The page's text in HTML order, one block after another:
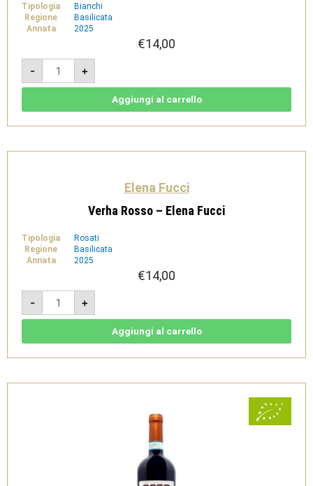
Tipologia
Bianchi
Regione
Basilicata
Annata
2025
€14,00
-
Verha
Bianco
-
Elena
+
Aggiungi al carrello
Elena Fucci
Verha Rosso – Elena Fucci
Tipologia
Rosati
Regione
Basilicata
Annata
2025
€14,00
-
Verha
Rosso
-
Elena
+
Aggiungi al carrello